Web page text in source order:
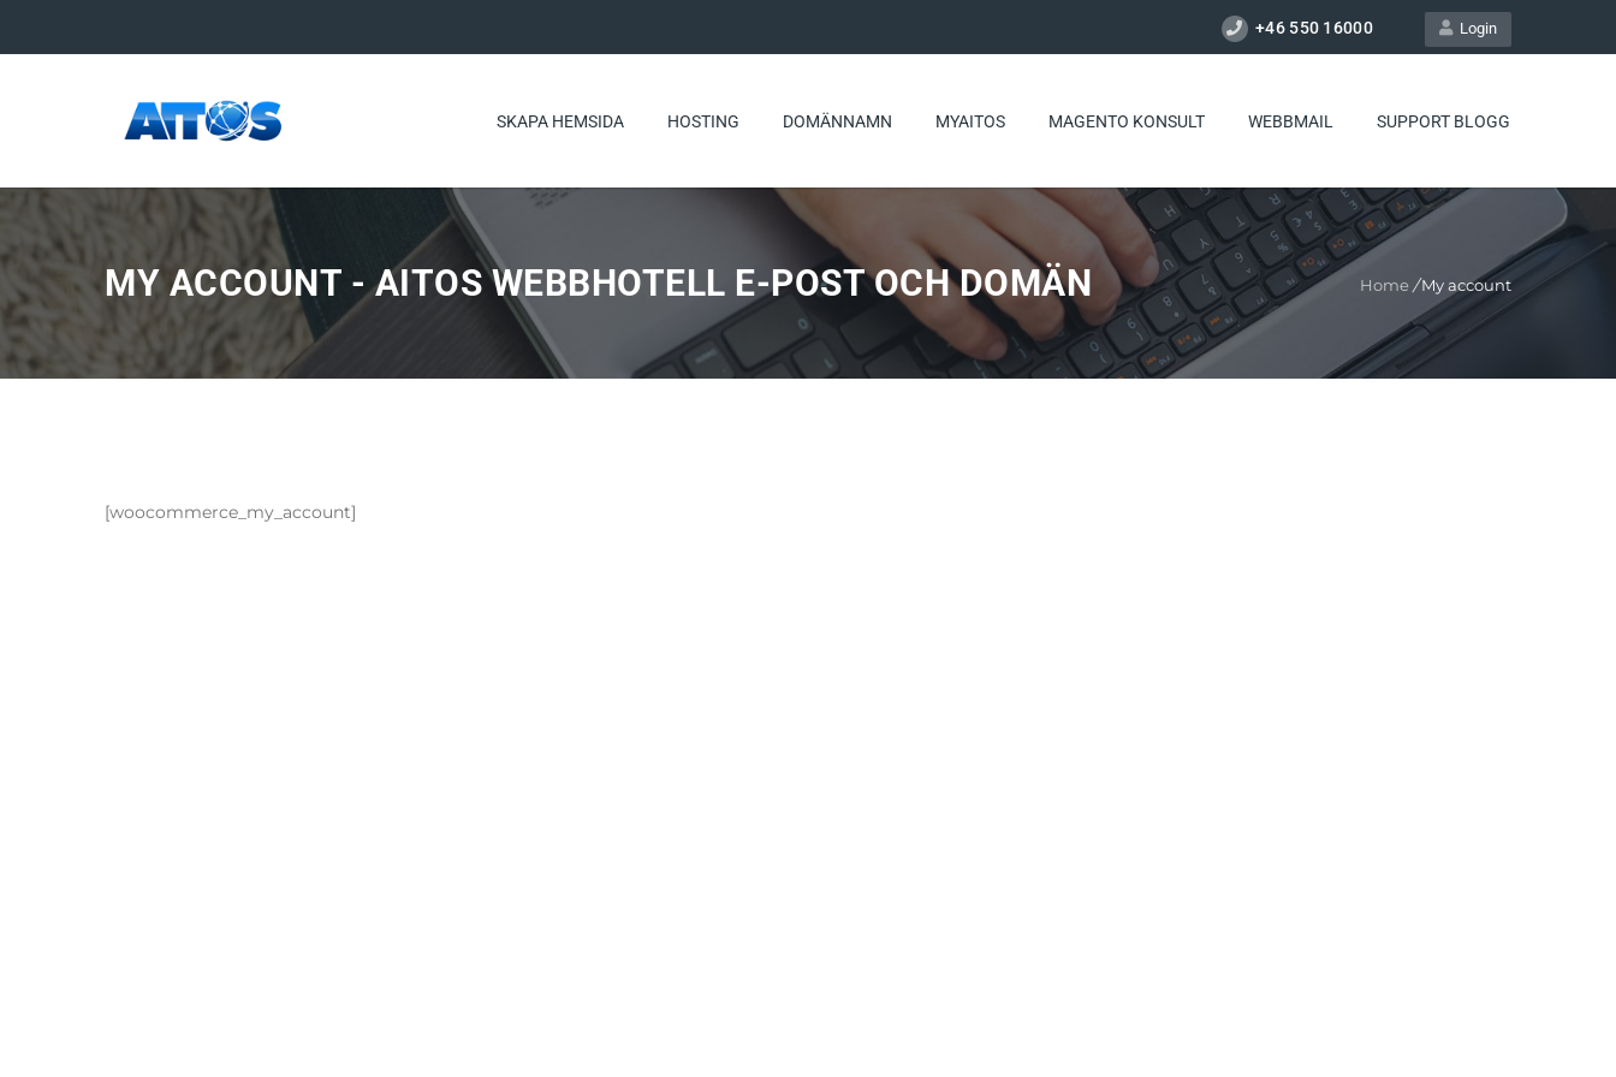
Login
+46 550 16000
SKAPA HEMSIDA HOSTING DOMÄNNAMN MYAITOS MAGENTO KONSULT WEBBMAIL SUPPORT BLOGG
MY ACCOUNT - AITOS WEBBHOTELL E-POST OCH DOMÄN Home /My account
[woocommerce_my_account]